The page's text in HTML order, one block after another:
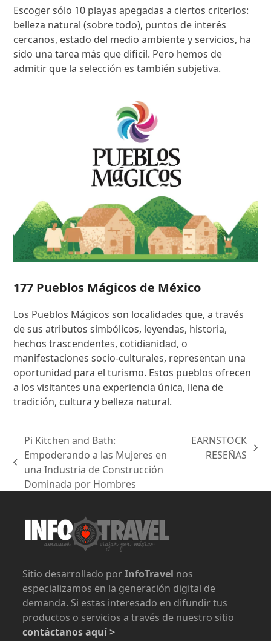
Escoger sólo 10 playas apegadas a ciertos criterios:
belleza natural (sobre todo), puntos de interés
cercanos, estado del medio ambiente y servicios, ha
sido una tarea más que dificil. Pero hemos de
admitir que la selección es también subjetiva.
177 Pueblos Mágicos de México
Los Pueblos Mágicos son localidades que, a través
de sus atributos simbólicos, leyendas, historia,
hechos trascendentes, cotidianidad, o
manifestaciones socio-culturales, representan una
oportunidad para el turismo. Estos pueblos ofrecen
a los visitantes una experiencia única, llena de
tradición, cultura y belleza natural.
previous
post:
Pi Kitchen and Bath:
Empoderando a las Mujeres en
una Industria de Construcción
Dominada por Hombres
next
EARNSTOCK
RESEÑAS
Sitio desarrollado porInfoTravel nos
especializamos en la generación digital de
demanda. Si estas interesado en difundir tus
productos o servicios a través de nuestro sitio
contáctanos aquí >